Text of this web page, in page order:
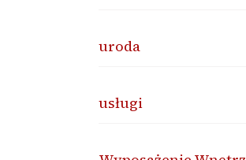
uroda
usługi